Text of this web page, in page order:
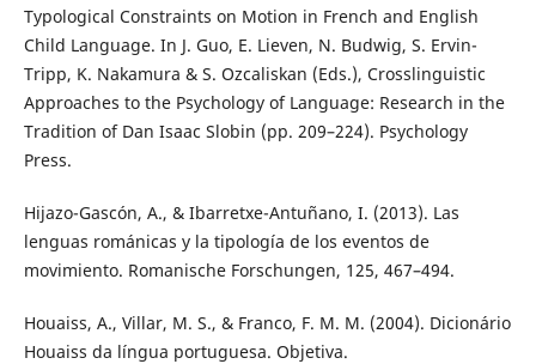
Typological Constraints on Motion in French and English
Child Language. In J. Guo, E. Lieven, N. Budwig, S. Ervin-
Tripp, K. Nakamura & S. Ozcaliskan (Eds.), Crosslinguistic
Approaches to the Psychology of Language: Research in the
Tradition of Dan Isaac Slobin (pp. 209–224). Psychology
Press.
Hijazo-Gascón, A., & Ibarretxe-Antuñano, I. (2013). Las
lenguas románicas y la tipología de los eventos de
movimiento. Romanische Forschungen, 125, 467–494.
Houaiss, A., Villar, M. S., & Franco, F. M. M. (2004). Dicionário
Houaiss da língua portuguesa. Objetiva.